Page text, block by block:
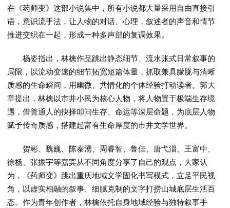
在《药师变》这部小说集中，所有小说都大量采用自由直接引
语，意识流手法，让人物的对话、心理，叙述者的声音和情节
推进交织在一起，形成一种多声部的复调效果。
杨姿指出，林檎作品跳出静态细节、流水账式日常叙事的
局限，以流动变速的细节拓宽短篇体量，抓取兼具朦胧与清晰
质感的生命瞬间，用幽微、共情化的个体经验打动读者。郭大
章提出，林檎以市井小民为核心人物，将人物置于极端生存境
遇，借普通人的抉择叩问生存、命运等深层命题，为底层人物
赋予传奇质感，搭建起富有生命厚度的市井文学世界。
贺彬、魏巍、陈泰湧、周睿智、鲁佳、唐弋淄、王富中、
徐杨、张振宇等嘉宾从不同角度分享了自己的观点，大家认
为，《药师变》跳出重庆地域文学固化书写模式，立足平民视
角，以虚实相融的叙事、细腻克制的文字打捞山城底层生活百
态。作为青年创作者，林檎依托自身地域经验与独特叙事手